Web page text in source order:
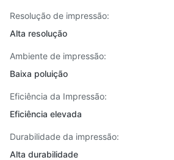
Resolução de impressão:
Alta resolução
Ambiente de impressão:
Baixa poluição
Eficiência da Impressão:
Eficiência elevada
Durabilidade da impressão:
Alta durabilidade